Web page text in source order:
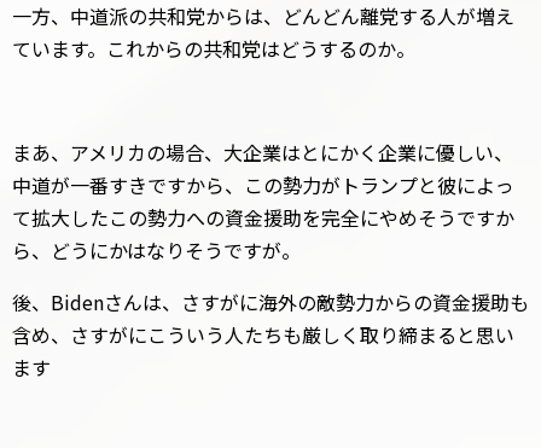
一方、中道派の共和党からは、どんどん離党する人が増え
ています。これからの共和党はどうするのか。
まあ、アメリカの場合、大企業はとにかく企業に優しい、
中道が一番すきですから、この勢力がトランプと彼によっ
て拡大したこの勢力への資金援助を完全にやめそうですか
ら、どうにかはなりそうですが。
後、Bidenさんは、さすがに海外の敵勢力からの資金援助も
含め、さすがにこういう人たちも厳しく取り締まると思い
ます